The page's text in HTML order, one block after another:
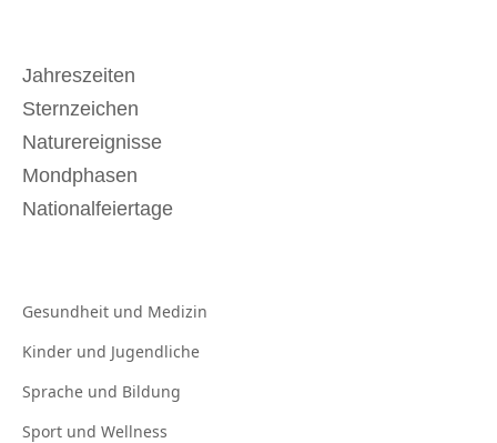
Jahreszeiten
Sternzeichen
Naturereignisse
Mondphasen
Nationalfeiertage
Gesundheit und Medizin
Kinder und Jugendliche
Sprache und Bildung
Sport und Wellness